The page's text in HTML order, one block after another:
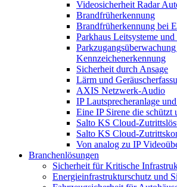
Videosicherheit Radar
Brandfrüherkennung
Brandfrüherkennung bei
Parkhaus Leitsysteme
Kennzeichenerkennung
Sicherheit durch Ansage
Lärm und
AXIS Netzwerk-Audio
IP Lautsprecheranlage
Eine IP Sirene die schützt
Salto KS Cloud-
Salto KS Cloud-
Von analog zu IP
Branchenlösungen
Sicherheit für Kritische
Energieinfrastrukturschutz und